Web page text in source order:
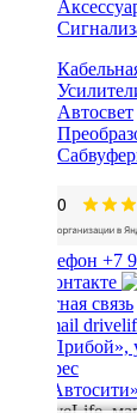
Автосвет
+7
Обратная связь
ТЦ «Прибой»,
ТЦ